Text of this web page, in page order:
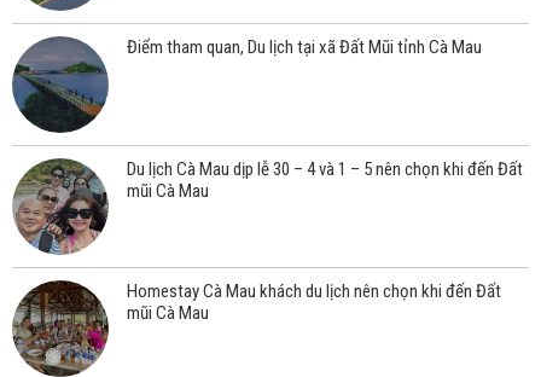
Điểm tham quan, Du lịch tại xã Đất Mũi tỉnh Cà Mau
Du lịch Cà Mau dịp lễ 30 – 4 và 1 – 5 nên chọn khi đến Đất
mũi Cà Mau
Homestay Cà Mau khách du lịch nên chọn khi đến Đất
mũi Cà Mau